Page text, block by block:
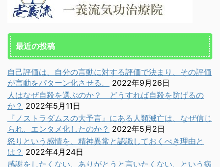
最近の投稿
自己評価は、自分の言動に対する評価で決まり、その評価
が言動をパターン化させる。
2022年9月26日
人はなぜ自殺を選ぶのか？ どうすれば自殺を防げるの
か？ 2022年5月11日
『ノストラダムスの大予言』にある人類滅亡は、なぜ信じ
られ、エンタメ化したのか？ 2022年5月2日
怒りという感情を、精神異常と認識しておくべき理由と
は？ 2022年4月24日
感謝をしたくない、ありがとうと言いたくない、という病